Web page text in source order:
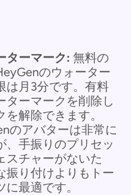
ターマーク: 無料の
のウォーター
は月3分です。有料
ターマークを削除し
解除できます。
のアバターは非常に
、手振りのプリセッ
スチャーがないた
振り付けよりもトー
最適です。